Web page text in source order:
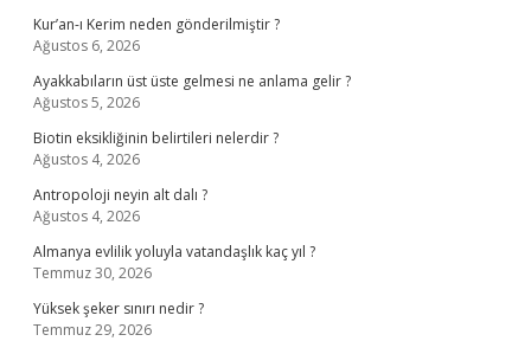
Kur’an-ı Kerim neden gönderilmiştir ?
Ağustos 6, 2026
Ayakkabıların üst üste gelmesi ne anlama gelir ?
Ağustos 5, 2026
Biotin eksikliğinin belirtileri nelerdir ?
Ağustos 4, 2026
Antropoloji neyin alt dalı ?
Ağustos 4, 2026
Almanya evlilik yoluyla vatandaşlık kaç yıl ?
Temmuz 30, 2026
Yüksek şeker sınırı nedir ?
Temmuz 29, 2026